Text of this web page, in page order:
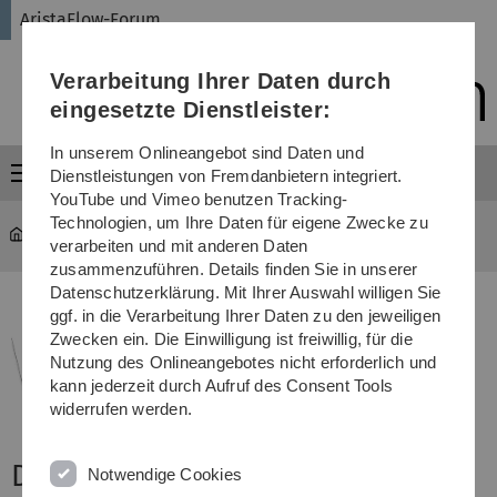
Direkt
Direkt
Direkt
(Sprache,
Drucken,
Media)
Direkt
Direkt
AristaFlow-Forum
Menü
AristaFlow-Forum Erfahrungsberichte
DBISexperience - Praxisberichte
Verarbeitung Ihrer Daten durch
eingesetzte Dienstleister:
In unserem Onlineangebot sind Daten und
Dienstleistungen von Fremdanbietern integriert.
YouTube und Vimeo benutzen Tracking-
Technologien, um Ihre Daten für eigene Zwecke zu
verarbeiten und mit anderen Daten
zusammenzuführen. Details finden Sie in unserer
Datenschutzerklärung. Mit Ihrer Auswahl willigen Sie
ggf. in die Verarbeitung Ihrer Daten zu den jeweiligen
Zwecken ein. Die Einwilligung ist freiwillig, für die
Nutzung des Onlineangebotes nicht erforderlich und
kann jederzeit durch Aufruf des Consent Tools
widerrufen werden.
Notwendige Cookies